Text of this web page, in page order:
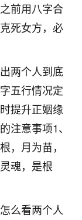
前用八字合
死女方，必
两个人到底
五行情况定
提升正姻缘
注意事项1、
，月为苗，
魂，是根
么看两个人
查又没什么大
了，找不到问
，跟老师聊过
处理了一些因
主要是心情好
了。
，最大的感
是命，半点